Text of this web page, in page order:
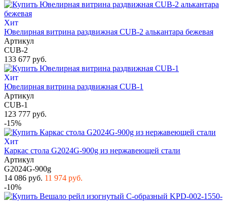
Хит
Ювелирная витрина раздвижная CUB-2 алькантара бежевая
Артикул
CUB-2
133 677 руб.
Хит
Ювелирная витрина раздвижная CUB-1
Артикул
CUB-1
123 777 руб.
-15%
Хит
Каркас стола G2024G-900g из нержавеющей стали
Артикул
G2024G-900g
14 086 руб. 11 974 руб.
-10%